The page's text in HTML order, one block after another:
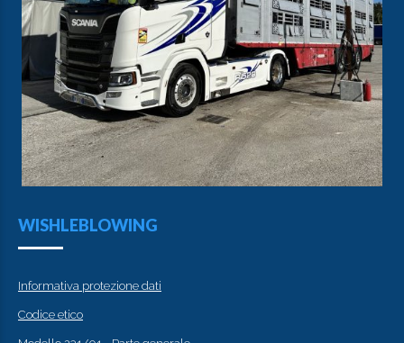
WISHLEBLOWING
Informativa protezione dati
Codice etico